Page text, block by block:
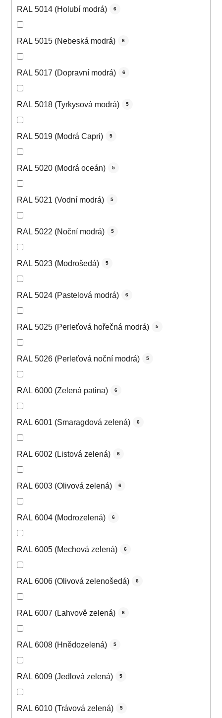
RAL 5014 (Holubí modrá) 6
RAL 5015 (Nebeská modrá) 6
RAL 5017 (Dopravní modrá) 6
RAL 5018 (Tyrkysová modrá) 5
RAL 5019 (Modrá Capri) 5
RAL 5020 (Modrá oceán) 5
RAL 5021 (Vodní modrá) 5
RAL 5022 (Noční modrá) 5
RAL 5023 (Modrošedá) 5
RAL 5024 (Pastelová modrá) 6
RAL 5025 (Perleťová hořečná modrá) 5
RAL 5026 (Perleťová noční modrá) 5
RAL 6000 (Zelená patina) 6
RAL 6001 (Smaragdová zelená) 6
RAL 6002 (Listová zelená) 6
RAL 6003 (Olivová zelená) 6
RAL 6004 (Modrozelená) 6
RAL 6005 (Mechová zelená) 6
RAL 6006 (Olivová zelenošedá) 6
RAL 6007 (Lahvově zelená) 6
RAL 6008 (Hnědozelená) 5
RAL 6009 (Jedlová zelená) 5
RAL 6010 (Trávová zelená) 5